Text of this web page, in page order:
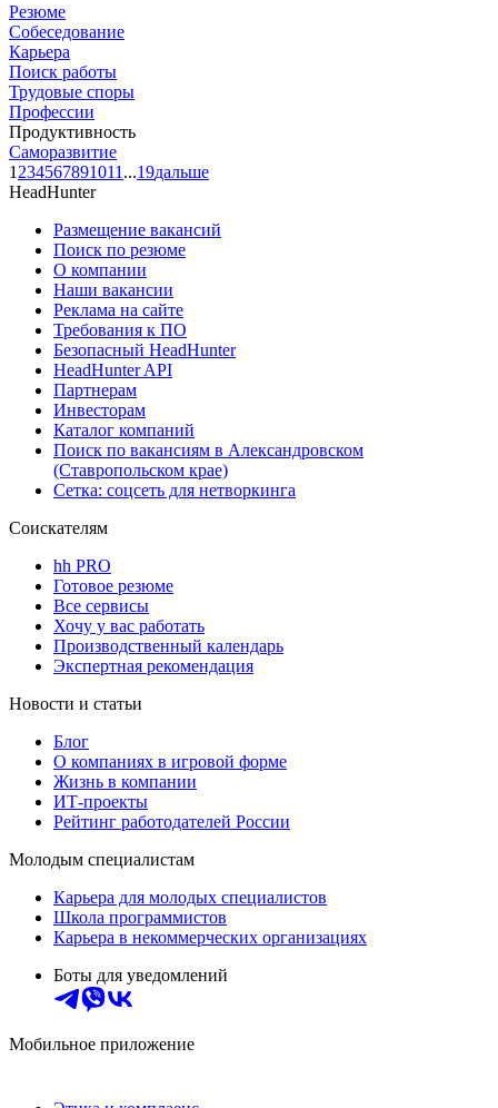
Резюме
Собеседование
Карьера
Поиск работы
Трудовые споры
Профессии
Продуктивность
Саморазвитие
1 234567891011 ...19дальше
HeadHunter
Размещение вакансий
Поиск по резюме
О компании
Наши вакансии
Реклама на сайте
Требования к ПО
Безопасный HeadHunter
HeadHunter API
Партнерам
Инвесторам
Каталог компаний
Поиск по вакансиям в Александровском
(Ставропольском крае)
Сетка: соцсеть для нетворкинга
Соискателям
hh PRO
Готовое резюме
Все сервисы
Хочу у вас работать
Производственный календарь
Экспертная рекомендация
Новости и статьи
Блог
О компаниях в игровой форме
Жизнь в компании
ИТ-проекты
Рейтинг работодателей России
Молодым специалистам
Карьера для молодых специалистов
Школа программистов
Карьера в некоммерческих организациях
Боты для уведомлений
Мобильное приложение